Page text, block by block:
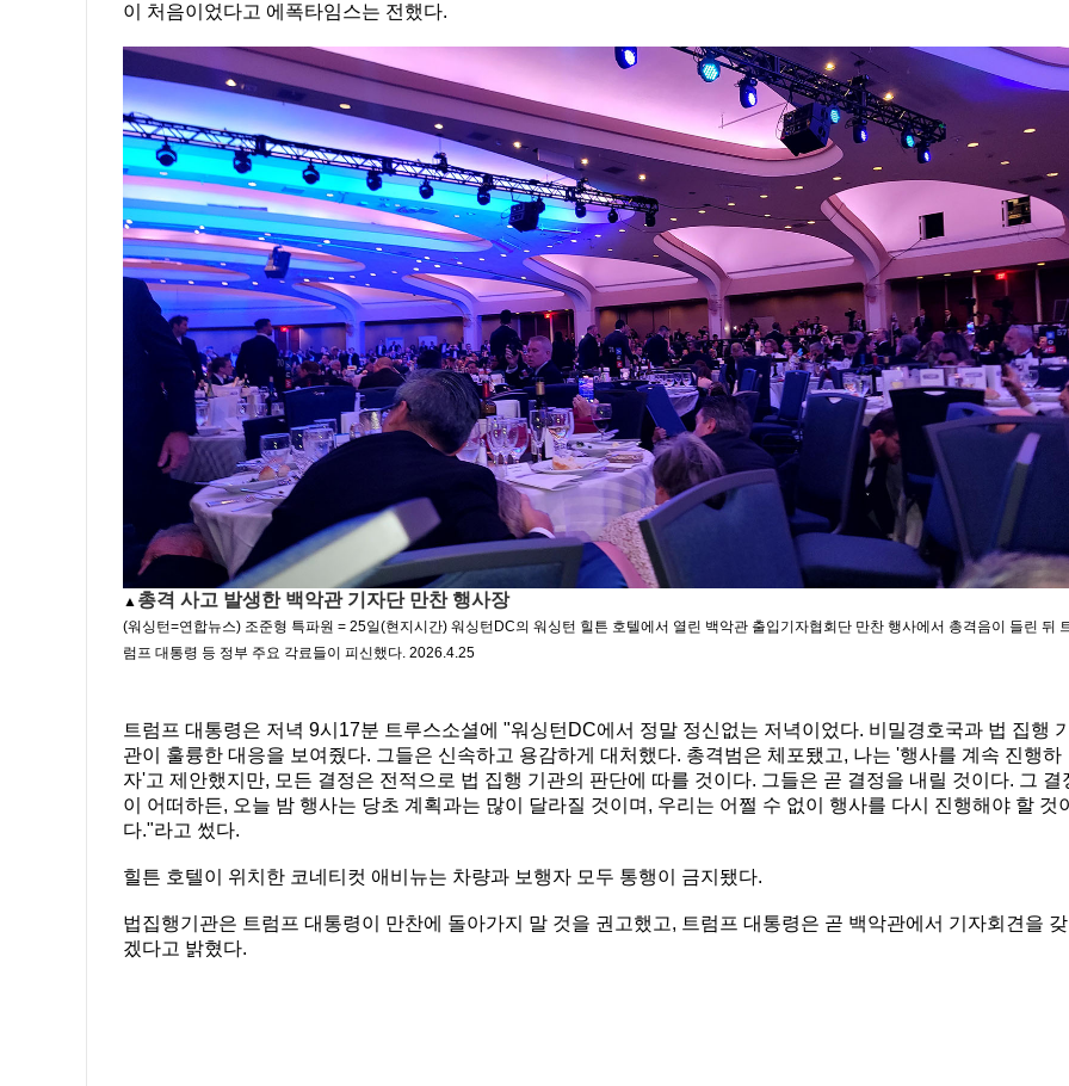
이 처음이었다고 에폭타임스는 전했다.
▲ 총격 사고 발생한 백악관 기자단 만찬 행사장
(워싱턴=연합뉴스) 조준형 특파원 = 25일(현지시간) 워싱턴DC의 워싱턴 힐튼 호텔에서 열린 백악관 출입기자협회단 만찬 행사에서 총격음이 들린 뒤
럼프 대통령 등 정부 주요 각료들이 피신했다. 2026.4.25
트럼프 대통령은 저녁 9시17분 트루스소셜에 "워싱턴DC에서 정말 정신없는 저녁이었다. 비밀경호국과 법 집행
관이 훌륭한 대응을 보여줬다. 그들은 신속하고 용감하게 대처했다. 총격범은 체포됐고, 나는 '행사를 계속 진행하
자'고 제안했지만, 모든 결정은 전적으로 법 집행 기관의 판단에 따를 것이다. 그들은 곧 결정을 내릴 것이다. 그 결
이 어떠하든, 오늘 밤 행사는 당초 계획과는 많이 달라질 것이며, 우리는 어쩔 수 없이 행사를 다시 진행해야 할 것
다."라고 썼다.
힐튼 호텔이 위치한 코네티컷 애비뉴는 차량과 보행자 모두 통행이 금지됐다.
법집행기관은 트럼프 대통령이 만찬에 돌아가지 말 것을 권고했고, 트럼프 대통령은 곧 백악관에서 기자회견을 갖
겠다고 밝혔다.